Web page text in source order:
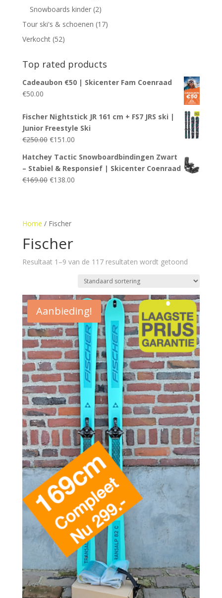
Home / Fischer
Fischer
Resultaat 1–9 van de 117 resultaten wordt getoond
Aanbieding!
Snowboards kinder (2)
Tour ski's & schoenen (17)
Verkocht (52)
Top rated products
Cadeaubon €50 | Skicenter Fam Coenraad
€50.00
Fischer Nightstick JR 161 cm + FS7 JRS ski |
Junior Freestyle Ski
€250.00 Oorspronkelijke
was:
€250.00.
€151.00Huidige
is:
€151.00.
Hatchey Tactic Snowboardbindingen Zwart
– Stabiel & Responsief | Skicenter Coenraad
€169.00 Oorspronkelijke
€138.00Huidige